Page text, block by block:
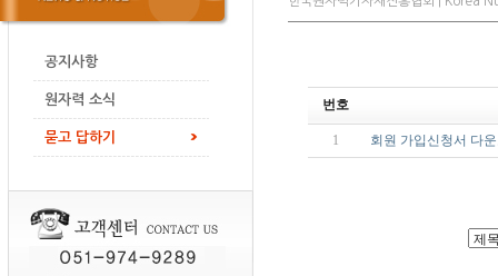
공지사항
원자력 소식
묻고 답하기
번호
1 회원 가입신청서 다